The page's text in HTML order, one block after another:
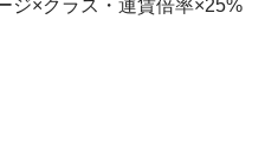
×クラス・運賃倍率×25%